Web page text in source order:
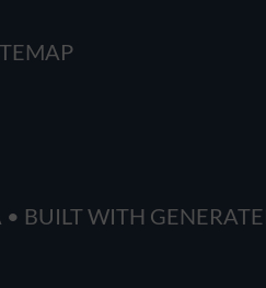
• BUILT WITH